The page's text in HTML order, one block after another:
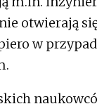
otwierają się
w